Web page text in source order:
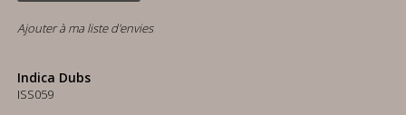
Ajouter à ma liste d'envies
Indica Dubs
ISS059